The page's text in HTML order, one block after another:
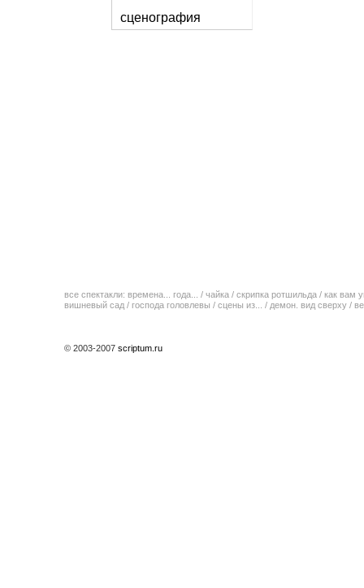
сценография
все спектакли: времена... года... / чайка / скрипка ротшильда / как вам
вишневый сад / господа головлевы / сцены из... / демон. вид сверху /
© 2003-2007 scriptum.ru